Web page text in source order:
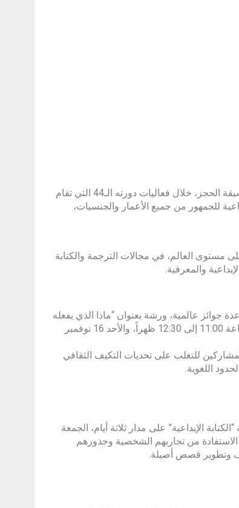
أعلن “معرض الشارقة الدولي للكتاب”، عن إطلاق سلسلة حصرية من ورش العمل مسبقة الحجز، خلال فعاليات دورته الـ44 التي تقام
للجمهور من جميع الأعمار والجنسيات،
مستوى العالم، في مجالات الترجمة والكتابة
والمعرفية.
جوائز عالمية، ورشة بعنوان “ماذا الذي يفعله
المترجمون فعلاً؟”، تقام في ثلاث جلسات على مدار يومين، السبت 15 نوفمبر من الساعة 11:00 إلى 12:30 ظهراً، والأحد 16 نوفمبر
للتغلب على تحديات التكيف الثقافي
اللغوية.
الإبداعية” على مدار ثلاثة أيام، الجمعة
حيث تساعد الكتاب على الاستفادة من تجاربهم الشخصية وجذورهم
وتطوير قصص أصيلة.